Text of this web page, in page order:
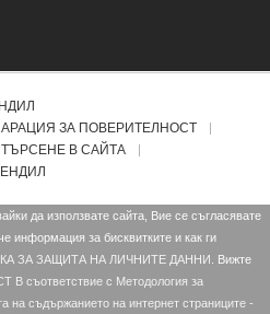
ЗА ПОВЕРИТЕЛНОСТ
ТЪРСЕНЕ В САЙТА
да използвате сайта, Вие се съгласявате
информация за бисквитките и как ги
ЗА ЗАЩИТА НА ЛИЧНИТЕ ДАННИ.
Вижте
с Mетодология за
на съдържанието на интернет страниците -